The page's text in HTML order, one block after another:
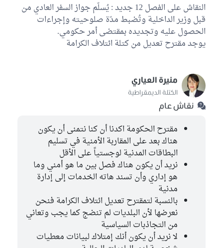
النقاش على الفصل 12 جديد : يُسلّم جواز السفر العادي من
قبل وزير الداخلية وتُضبط مدّة صلوحيته وإجراءات
الحصول عليه وتجديده بمقتضى أمر حكومي.
يوجد مقترح تعديل من كتلة ائتلاف الكرامة
منيرة العياري
الكتلة الديمقراطية
نقاش عام
مقترح الحكومة اكدنا أن كنا نتمنى أن يكون
هناك بعد على المقاربة الأمنية في تسليم
البطاقات المدنية لوجستياً على الأقل
نريد أن يكون هناك فصل بين ما هو أمني وما
هو إداري وأن تسند هاته الخدمات إلى إدارة
مدنية
بالنسبة لتمقترح تعديل ائتلاف الكرامة فنحن
نعرضها لأن البلديات لم تنضج كما يجب وتعاني
من التجاذبات السياسية
لا نريد أن يكون أنك إمتلاك لبيانات معطيات